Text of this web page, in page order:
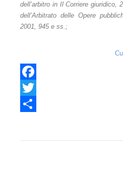
Servizi di segreteria
Registro Consulenti Tecnici
dell’arbitro in Il Corriere giuridico,
dell’Arbitrato delle Opere
2001, 945 e ss.;
Facebook
Twitter